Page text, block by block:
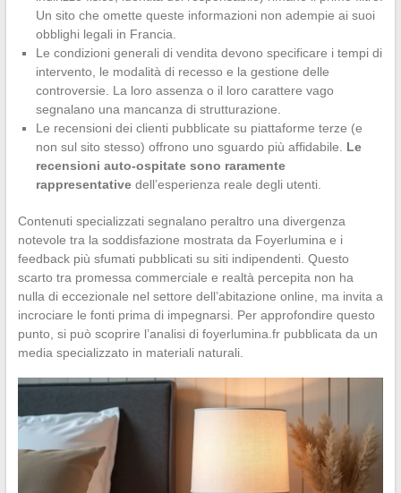
Un sito che omette queste informazioni non adempie ai suoi
obblighi legali in Francia.
Le condizioni generali di vendita devono specificare i tempi di
intervento, le modalità di recesso e la gestione delle
controversie. La loro assenza o il loro carattere vago
segnalano una mancanza di strutturazione.
Le recensioni dei clienti pubblicate su piattaforme terze (e
non sul sito stesso) offrono uno sguardo più affidabile. Le
recensioni auto-ospitate sono raramente
rappresentativedell’esperienza reale degli utenti.
Contenuti specializzati segnalano peraltro una divergenza
notevole tra la soddisfazione mostrata da Foyerlumina e i
feedback più sfumati pubblicati su siti indipendenti. Questo
scarto tra promessa commerciale e realtà percepita non ha
nulla di eccezionale nel settore dell’abitazione online, ma invita a
incrociare le fonti prima di impegnarsi. Per approfondire questo
punto, si può scoprire l’analisi di foyerlumina.fr pubblicata da un
media specializzato in materiali naturali.